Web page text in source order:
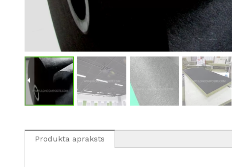
Produkta apraksts